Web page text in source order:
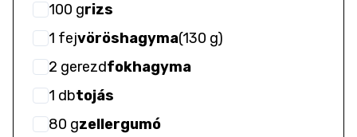
100 grizs
1 fejvöröshagyma(130 g)
2 gerezdfokhagyma
1 dbtojás
80 gzellergumó